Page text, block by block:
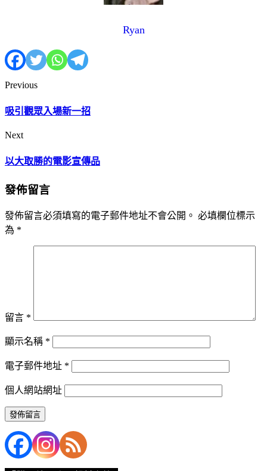
Ryan
Previous
吸引觀眾入場新一招
Next
以大取勝的電影宣傳品
發佈留言
發佈留言必須填寫的電子郵件地址不會公開。 必填欄位標示
為 *
留言 *
顯示名稱 *
電子郵件地址 *
個人網站網址